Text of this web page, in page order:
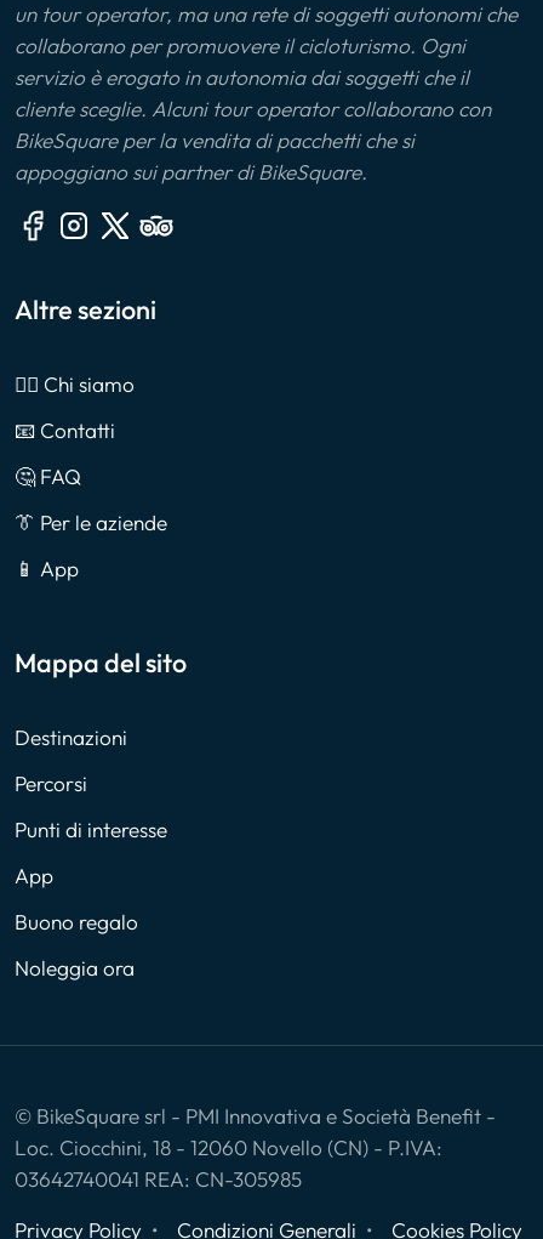
un tour operator, ma una rete di soggetti autonomi che
collaborano per promuovere il cicloturismo. Ogni
servizio è erogato in autonomia dai soggetti che il
cliente sceglie. Alcuni tour operator collaborano con
BikeSquare per la vendita di pacchetti che si
appoggiano sui partner di BikeSquare.
Altre sezioni
🙎‍♂️ Chi siamo
📧 Contatti
🤔 FAQ
👔 Per le aziende
📱 App
Mappa del sito
Destinazioni
Percorsi
Punti di interesse
App
Buono regalo
Noleggia ora
© BikeSquare srl - PMI Innovativa e Società Benefit -
Loc. Ciocchini, 18 - 12060 Novello (CN) - P.IVA:
03642740041 REA: CN-305985
Privacy Policy
Condizioni Generali Cookies Policy